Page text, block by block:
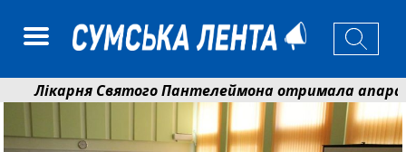
Лікарня Святого Пантелеймона отримала апарат
Артем Кобзар вручив родинам 20 полеглих Героїв